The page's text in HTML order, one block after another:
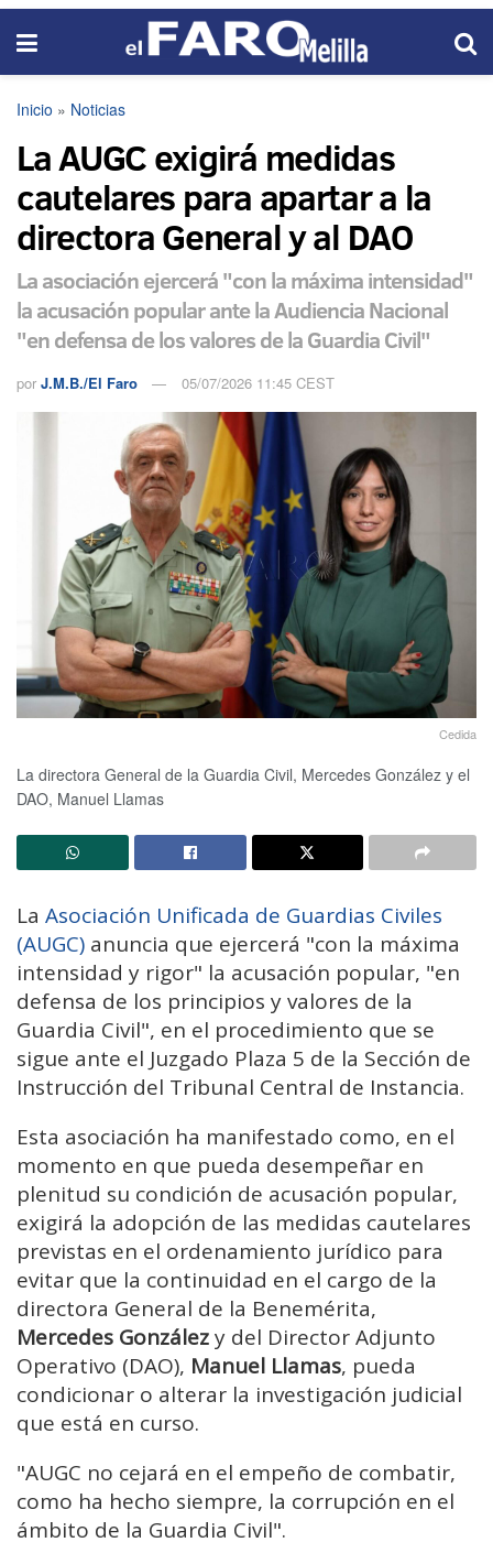
Inicio » Noticias
La AUGC exigirá medidas
cautelares para apartar a la
directora General y al DAO
La asociación ejercerá "con la máxima intensidad"
la acusación popular ante la Audiencia Nacional
"en defensa de los valores de la Guardia Civil"
por J.M.B./El Faro 05/07/2026 11:45 CEST
Cedida
La directora General de la Guardia Civil, Mercedes González y el
DAO, Manuel Llamas
La Asociación Unificada de Guardias Civiles
(AUGC) anuncia que ejercerá "con la máxima
intensidad y rigor" la acusación popular, "en
defensa de los principios y valores de la
Guardia Civil", en el procedimiento que se
sigue ante el Juzgado Plaza 5 de la Sección de
Instrucción del Tribunal Central de Instancia.
Esta asociación ha manifestado como, en el
momento en que pueda desempeñar en
plenitud su condición de acusación popular,
exigirá la adopción de las medidas cautelares
previstas en el ordenamiento jurídico para
evitar que la continuidad en el cargo de la
directora General de la Benemérita,
Mercedes Gonzálezy del Director Adjunto
Operativo (DAO), Manuel Llamas, pueda
condicionar o alterar la investigación judicial
que está en curso.
"AUGC no cejará en el empeño de combatir,
como ha hecho siempre, la corrupción en el
ámbito de la Guardia Civil".